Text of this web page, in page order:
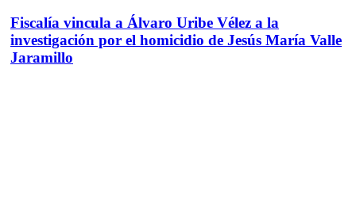
Fiscalía vincula a Álvaro Uribe Vélez a la
investigación por el homicidio de Jesús María Valle
Jaramillo